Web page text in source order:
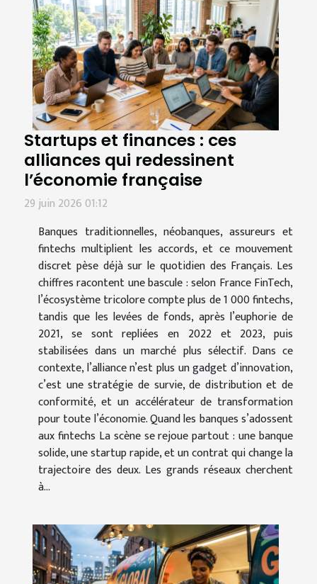
Startups et finances : ces
alliances qui redessinent
l’économie française
29 juin 2026 01:12
Banques traditionnelles, néobanques, assureurs et
fintechs multiplient les accords, et ce mouvement
discret pèse déjà sur le quotidien des Français. Les
chiffres racontent une bascule : selon France FinTech,
l’écosystème tricolore compte plus de 1 000 fintechs,
tandis que les levées de fonds, après l’euphorie de
2021, se sont repliées en 2022 et 2023, puis
stabilisées dans un marché plus sélectif. Dans ce
contexte, l’alliance n’est plus un gadget d’innovation,
c’est une stratégie de survie, de distribution et de
conformité, et un accélérateur de transformation
pour toute l’économie. Quand les banques s’adossent
aux fintechs La scène se rejoue partout : une banque
solide, une startup rapide, et un contrat qui change la
trajectoire des deux. Les grands réseaux cherchent
à...